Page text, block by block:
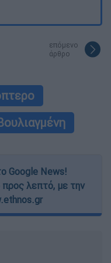
επόμενο
άρθρο
Βουλιαγμένη
Google News!
προς λεπτό, με την